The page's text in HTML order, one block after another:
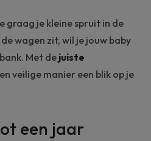
graag je kleine spruit in de
wagen zit, wil je jouw baby
Met de juiste
veilige manier een blik op je
een jaar